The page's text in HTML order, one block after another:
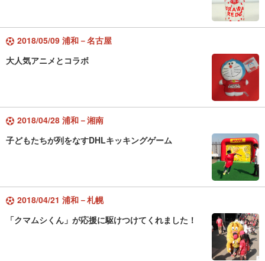
2018/05/09 浦和－名古屋
大人気アニメとコラボ
2018/04/28 浦和－湘南
子どもたちが列をなすDHLキッキングゲーム
2018/04/21 浦和－札幌
「クマムシくん」が応援に駆けつけてくれました！